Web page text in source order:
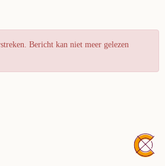
Bericht kan niet meer gelezen